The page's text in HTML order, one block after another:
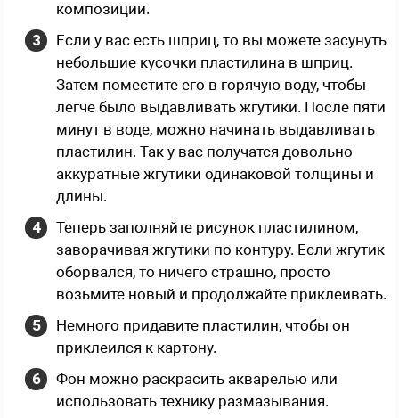
композиции.
Если у вас есть шприц, то вы можете засунуть
небольшие кусочки пластилина в шприц.
Затем поместите его в горячую воду, чтобы
легче было выдавливать жгутики. После пяти
минут в воде, можно начинать выдавливать
пластилин. Так у вас получатся довольно
аккуратные жгутики одинаковой толщины и
длины.
Теперь заполняйте рисунок пластилином,
заворачивая жгутики по контуру. Если жгутик
оборвался, то ничего страшно, просто
возьмите новый и продолжайте приклеивать.
Немного придавите пластилин, чтобы он
приклеился к картону.
Фон можно раскрасить акварелью или
использовать технику размазывания.